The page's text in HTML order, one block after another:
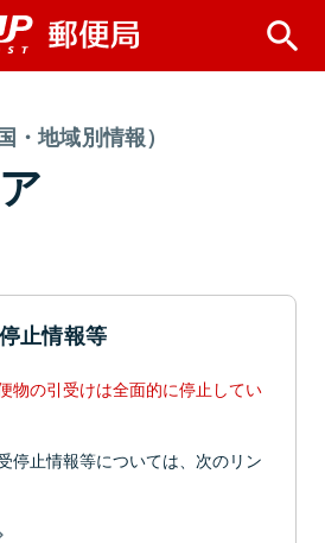
・地域別情報）
止情報等
物の引受けは全面的に停止してい
停止情報等については、次のリン